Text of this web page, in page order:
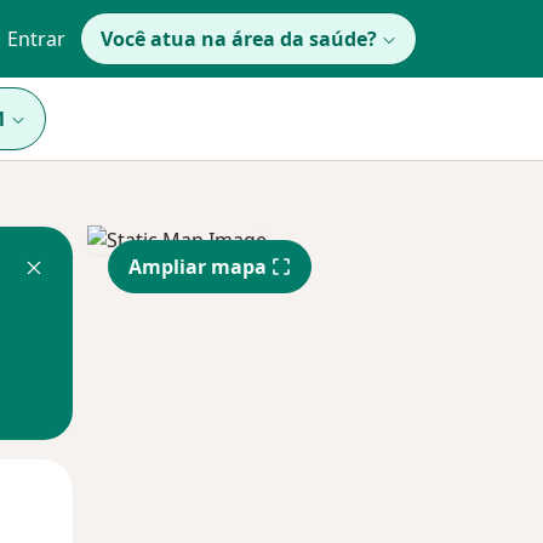
Entrar Você atua na área da saúde?
Ampliar mapa